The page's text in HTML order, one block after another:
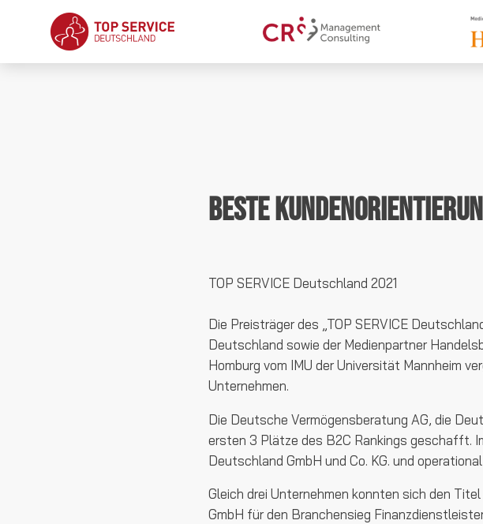
Beste
TOP SERVICE Deutschland 2021
Die Preisträger des „TOP SERVICE
Deutschland sowie der Medienpartner
Homburg vom IMU der Universität Mannheim
Unternehmen.
Die Deutsche Vermögensberatung AG, die
ersten 3 Plätze des B2C Rankings geschafft.
Deutschland GmbH und Co. KG. und
Gleich drei Unternehmen konnten sich den
GmbH für den Branchensieg